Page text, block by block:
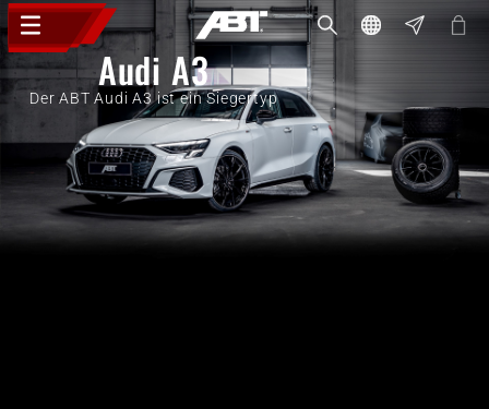
Audi A3
Der ABT Audi A3 ist ein Siegertyp